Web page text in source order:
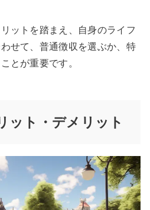
ットを踏まえ、自身のライフ
せて、普通徴収を選ぶか、特
とが重要です。
ット・デメリット